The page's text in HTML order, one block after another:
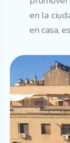
en la
en casa,